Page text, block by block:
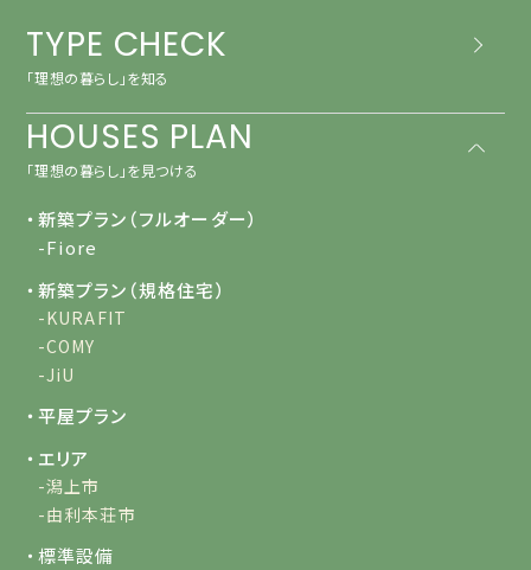
TYPE CHECK
「理想の暮らし」を知る
HOUSES PLAN
「理想の暮らし」を見つける
・新築プラン（フルオーダー）
-Fiore
・新築プラン（規格住宅）
-KURAFIT
-COMY
-JiU
・平屋プラン
・エリア
-潟上市
-由利本荘市
・標準設備